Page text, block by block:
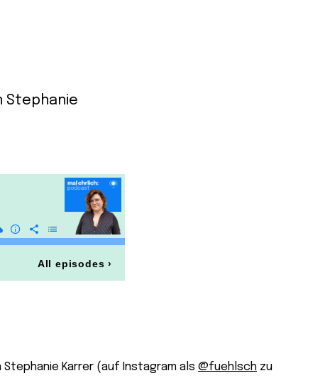
Stephanie
Karrer (auf Instagram als @fuehlsch zu